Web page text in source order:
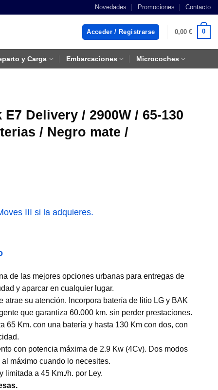
Novedades Promociones Contacto
Acceder / Registrarse 0,00 € 0
y Carga Embarcaciones Microcoches
Delivery / 2900W / 65-130
/ Negro mate /
III si la adquieres.
de las mejores opciones urbanas para entregas de
y aparcar en cualquier lugar.
su atención. Incorpora batería de litio LG y BAK
que garantiza 60.000 km. sin perder prestaciones.
65 Km. con una batería y hasta 130 Km con dos, con
con potencia máxima de 2.9 Kw (4Cv). Dos modos
máximo cuando lo necesites.
limitada a 45 Km./h. por Ley.